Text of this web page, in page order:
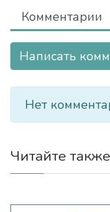
Комментарии
Написать
Нет
Читайте также